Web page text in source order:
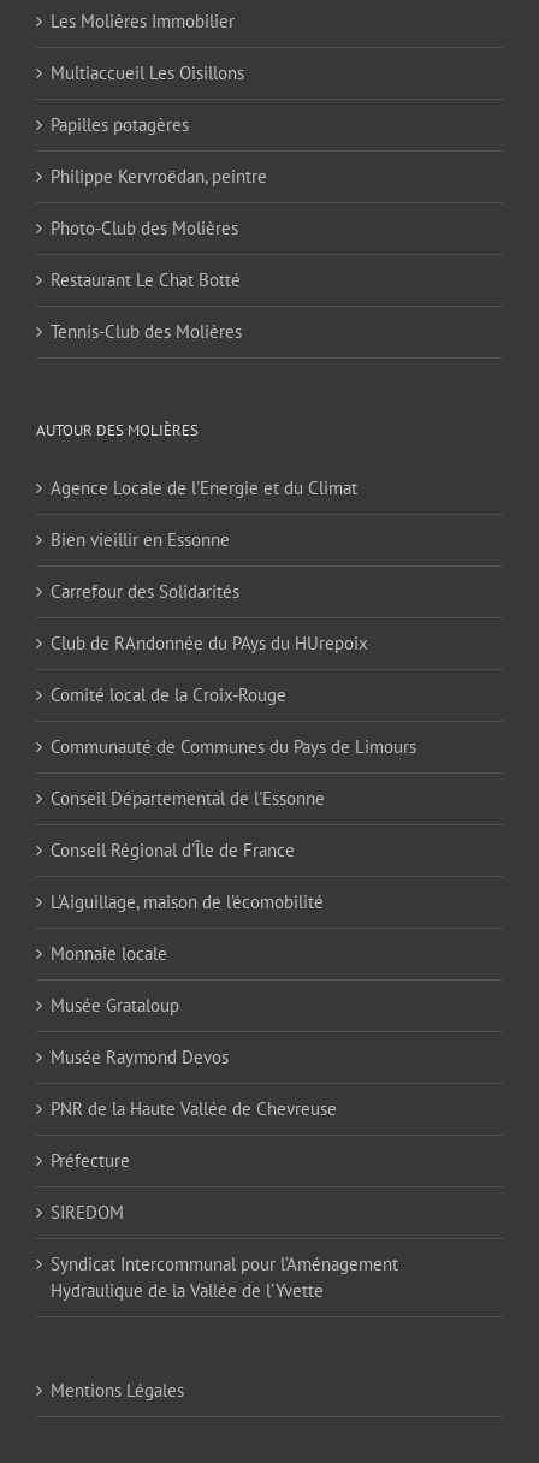
Les Molières Immobilier
Multiaccueil Les Oisillons
Papilles potagères
Philippe Kervroëdan, peintre
Photo-Club des Molières
Restaurant Le Chat Botté
Tennis-Club des Molières
AUTOUR DES MOLIÈRES
Agence Locale de l'Energie et du Climat
Bien vieillir en Essonne
Carrefour des Solidarités
Club de RAndonnée du PAys du HUrepoix
Comité local de la Croix-Rouge
Communauté de Communes du Pays de Limours
Conseil Départemental de l'Essonne
Conseil Régional d'Île de France
L'Aiguillage, maison de l'écomobilité
Monnaie locale
Musée Grataloup
Musée Raymond Devos
PNR de la Haute Vallée de Chevreuse
Préfecture
SIREDOM
Syndicat Intercommunal pour l’Aménagement
Hydraulique de la Vallée de l’Yvette
Mentions Légales